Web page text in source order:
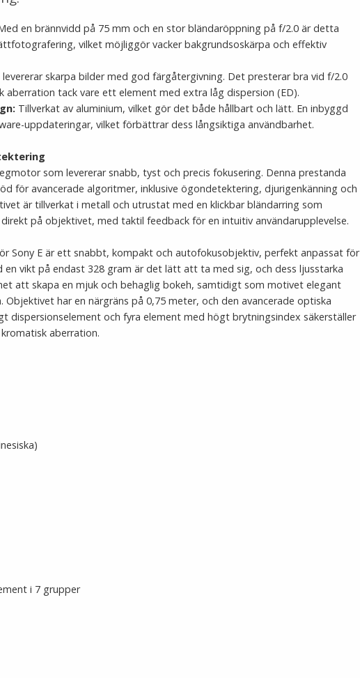
en brännvidd på 75 mm och en stor bländaröppning på f/2.0 är detta
vilket möjliggör vacker bakgrundsoskärpa och effektiv
skarpa bilder med god färgåtergivning. Det presterar bra vid f/2.0
aberration tack vare ett element med extra låg dispersion (ED).
Tillverkat av aluminium, vilket gör det både hållbart och lätt. En inbyggd
uppdateringar, vilket förbättrar dess långsiktiga användbarhet.
som levererar snabb, tyst och precis fokusering. Denna prestanda
för avancerade algoritmer, inklusive ögondetektering, djurigenkänning och
är tillverkat i metall och utrustat med en klickbar bländarring som
på objektivet, med taktil feedback för en intuitiv användarupplevelse.
Sony E är ett snabbt, kompakt och autofokusobjektiv, perfekt anpassat för
vikt på endast 328 gram är det lätt att ta med sig, och dess ljusstarka
att skapa en mjuk och behaglig bokeh, samtidigt som motivet elegant
Objektivet har en närgräns på 0,75 meter, och den avancerade optiska
dispersionselement och fyra element med högt brytningsindex säkerställer
aberration.
i 7 grupper